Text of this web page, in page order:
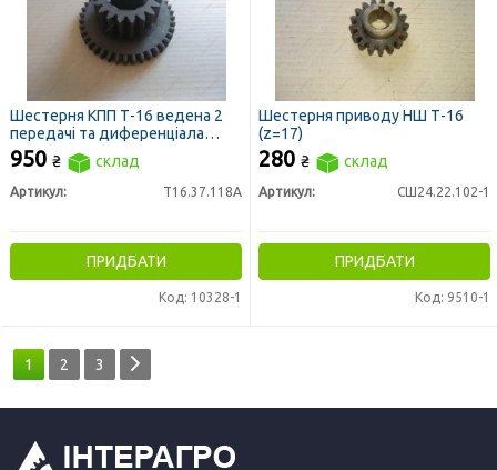
Шестерня КПП Т-16 ведена 2
передачі та диференціала
(z=40/19)
950 ₴ склад
Артикул: Т16.37.118А
ПРИДБАТИ
Код: 10328-1
Шестерня приводу НШ Т-16
(z=17)
280 ₴ склад
Артикул: СШ24.22.102-1
ПРИДБАТИ
Код: 9510-1
1 2 3